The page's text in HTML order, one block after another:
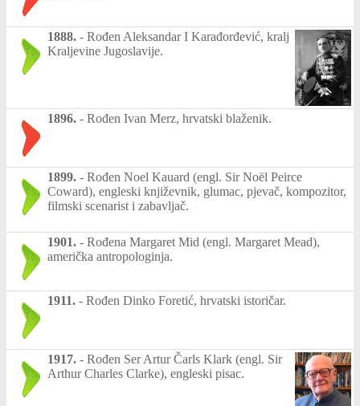
1888. - Rođen Aleksandar I Karađorđević, kralj
Kraljevine Jugoslavije.
1896. - Rođen Ivan Merz, hrvatski blaženik.
1899. - Rođen Noel Kauard (engl. Sir Noël Peirce
Coward), engleski književnik, glumac, pjevač, kompozitor,
filmski scenarist i zabavljač.
1901. - Rođena Margaret Mid (engl. Margaret Mead),
američka antropologinja.
1911. - Rođen Dinko Foretić, hrvatski istoričar.
1917. - Rođen Ser Artur Čarls Klark (engl. Sir
Arthur Charles Clarke), engleski pisac.